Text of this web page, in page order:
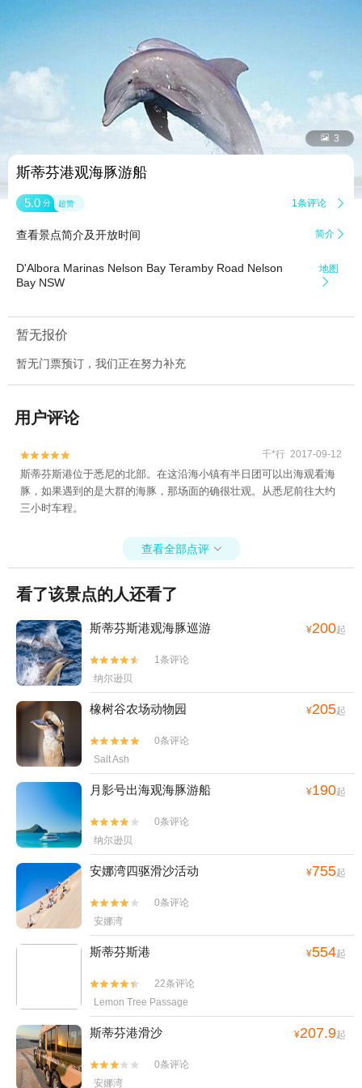
 3
斯蒂芬港观海豚游船
5.0 分 超赞 1条评论 
查看景点简介及开放时间 简介 
D'Albora Marinas Nelson Bay Teramby Road Nelson
Bay NSW
地图

暂无报价
暂无门票预订，我们正在努力补充
用户评论

 千*行 2017-09-12
斯蒂芬斯港位于悉尼的北部。在这沿海小镇有半日团可以出海观看海
豚，如果遇到的是大群的海豚，那场面的确很壮观。从悉尼前往大约
三小时车程。
查看全部点评 
看了该景点的人还看了
斯蒂芬斯港观海豚巡游 ¥200起


1条评论
纳尔逊贝
橡树谷农场动物园 ¥205起


0条评论
Salt Ash
月影号出海观海豚游船 ¥190起


0条评论
纳尔逊贝
安娜湾四驱滑沙活动 ¥755起


0条评论
安娜湾
斯蒂芬斯港 ¥554起


22条评论
Lemon Tree Passage
斯蒂芬港滑沙 ¥207.9起


0条评论
安娜湾